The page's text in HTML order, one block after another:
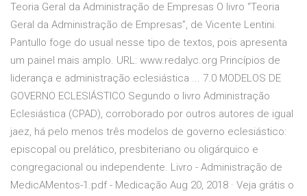
Teoria Geral da Administração de Empresas O livro “Teoria
Geral da Administração de Empresas”, de Vicente Lentini.
Pantullo foge do usual nesse tipo de textos, pois apresenta
um painel mais amplo. URL: www.redalyc.org Princípios de
liderança e administração eclesiástica ... 7.0 MODELOS DE
GOVERNO ECLESIÁSTICO Segundo o livro Administração
Eclesiástica (CPAD), corroborado por outros autores de igual
jaez, há pelo menos três modelos de governo eclesiástico:
episcopal ou prelático, presbiteriano ou oligárquico e
congregacional ou independente. Livro - Administração de
MedicAMentos-1.pdf - Medicação Aug 20, 2018 · Veja grátis o